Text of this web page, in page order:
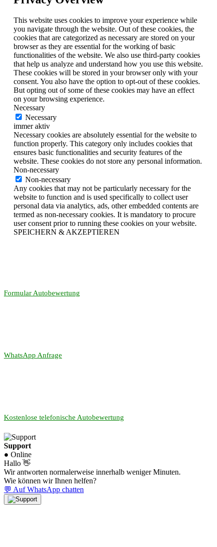
This website uses cookies to improve your experience while
you navigate through the website. Out of these cookies, the
cookies that are categorized as necessary are stored on your
browser as they are essential for the working of basic
functionalities of the website. We also use third-party cookies
that help us analyze and understand how you use this website.
These cookies will be stored in your browser only with your
consent. You also have the option to opt-out of these cookies.
But opting out of some of these cookies may have an effect
on your browsing experience.
Necessary
Necessary
immer aktiv
Necessary cookies are absolutely essential for the website to
function properly. This category only includes cookies that
ensures basic functionalities and security features of the
website. These cookies do not store any personal information.
Non-necessary
Non-necessary
Any cookies that may not be particularly necessary for the
website to function and is used specifically to collect user
personal data via analytics, ads, other embedded contents are
termed as non-necessary cookies. It is mandatory to procure
user consent prior to running these cookies on your website.
SPEICHERN & AKZEPTIEREN
Formular Autobewertung
WhatsApp Anfrage
Kostenlose telefonische Autobewertung
Support
● Online
Hallo 👋
Wir antworten normalerweise innerhalb weniger Minuten.
Wie können wir Ihnen helfen?
💬 Auf WhatsApp chatten